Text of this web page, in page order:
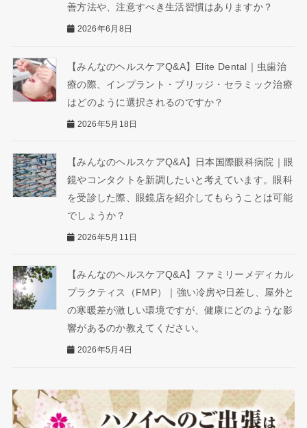
善方法や、注意すべき生活習慣はありますか？
2026年6月8日
【みんなのヘルスケアQ&A】Elite Dental｜虫歯治
療の際、インプラント・ブリッジ・セラミック治療
はどのように選択されるのですか？
2026年5月18日
【みんなのヘルスケアQ&A】日本国際眼科病院｜眼
鏡やコンタクトを新調したいと考えています。眼科
を受診した際、眼鏡店を紹介してもらうことは可能
でしょうか？
2026年5月11日
【みんなのヘルスケアQ&A】ファミリーメディカル
プラクティス（FMP）｜強い冷房や日差し、屋外と
の寒暖差が激しい環境ですが、健康にどのような影
響があるのか教えてください。
2026年5月4日